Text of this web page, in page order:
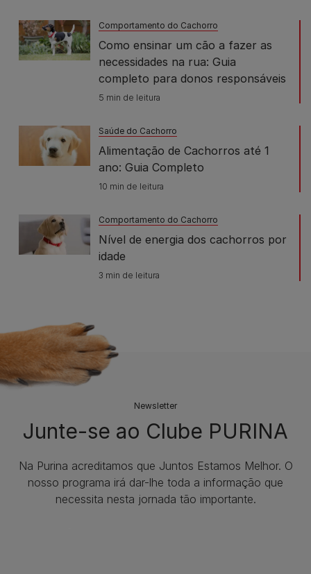
Comportamento do Cachorro
Como ensinar um cão a fazer as
necessidades na rua: Guia
completo para donos responsáveis
5 min de leitura
Saúde do Cachorro
Alimentação de Cachorros até 1
ano: Guia Completo
10 min de leitura
Comportamento do Cachorro
Nível de energia dos cachorros por
idade
3 min de leitura
Newsletter
Junte-se ao Clube PURINA
Na Purina acreditamos que Juntos Estamos Melhor. O
nosso programa irá dar-lhe toda a informação que
necessita nesta jornada tão importante.